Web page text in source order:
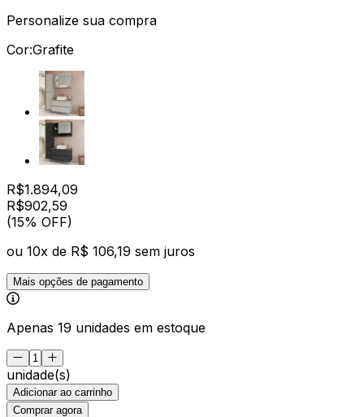
Personalize sua compra
Cor:Grafite
R$1.894,09
R$902,59
(15% OFF)
ou 10x de R$ 106,19 sem juros
Mais opções de pagamento
Apenas 19 unidades em estoque
unidade(s)
Adicionar ao carrinho
Comprar agora